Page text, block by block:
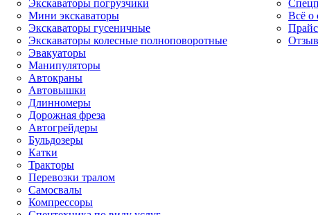
Экскаваторы погрузчики
Мини экскаваторы
Экскаваторы гусеничные
Экскаваторы колесные полноповоротные
Эвакуаторы
Манипуляторы
Автокраны
Автовышки
Длинномеры
Дорожная фреза
Автогрейдеры
Бульдозеры
Катки
Тракторы
Перевозки тралом
Самосвалы
Компрессоры
Всё о